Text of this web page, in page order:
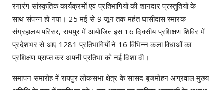
रंगारंग सांस्कृतिक कार्यक्रमों एवं प्रतिभागियों की शानदार प्रस्तुतियों के
साथ संपन्न हो गया। 25 मई से 9 जून तक महंत घासीदास स्मारक
संग्रहालय परिसर, रायपुर में आयोजित इस 16 दिवसीय प्रशिक्षण शिविर में
प्रदेशभर से आए 1281 प्रतिभागियों ने 16 विभिन्न कला विधाओं का
प्रशिक्षण प्राप्त कर अपनी प्रतिभा को नई दिशा दी।
समापन समारोह में रायपुर लोकसभा क्षेत्र के सांसद बृजमोहन अग्रवाल मुख्य